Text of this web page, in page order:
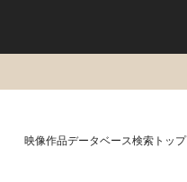
映像作品データベース検索トップ